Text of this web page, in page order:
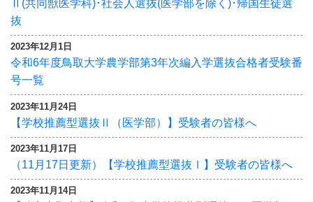
Ⅱ(共同獣医学科)･社会人選抜(医学部を除く)･帰国生徒選
抜
2023年12月1日
令和6年度鳥取大学農学部第3年次編入学選抜合格者受験番
号一覧
2023年11月24日
【学校推薦型選抜Ⅱ（医学部）】受験者の皆様へ
2023年11月17日
（11月17日更新）【学校推薦型選抜Ⅰ】受験者の皆様へ
2023年11月14日